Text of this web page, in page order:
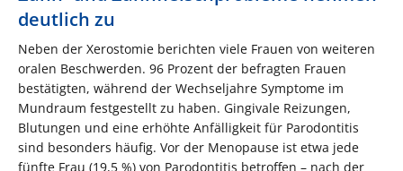
deutlich zu
Neben der Xerostomie berichten viele Frauen von weiteren
oralen Beschwerden. 96 Prozent der befragten Frauen
bestätigten, während der Wechseljahre Symptome im
Mundraum festgestellt zu haben. Gingivale Reizungen,
Blutungen und eine erhöhte Anfälligkeit für Parodontitis
sind besonders häufig. Vor der Menopause ist etwa jede
fünfte Frau (19,5 %) von Parodontitis betroffen – nach der